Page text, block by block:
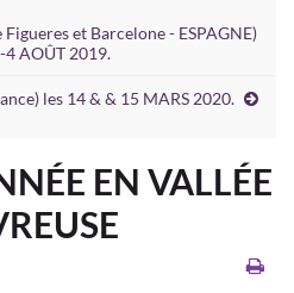
et Barcelone - ESPAGNE)
4 AOÛT 2019.
les 14 & & 15 MARS 2020.
EN VALLÉE